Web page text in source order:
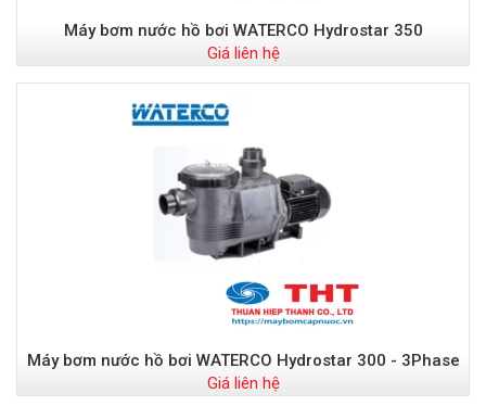
Máy bơm nước hồ bơi WATERCO Hydrostar 350
Giá liên hệ
Máy bơm nước hồ bơi WATERCO Hydrostar 300 - 3Phase
Giá liên hệ